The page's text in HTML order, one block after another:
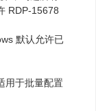
RDP-15678
默认允许已
用于批量配置